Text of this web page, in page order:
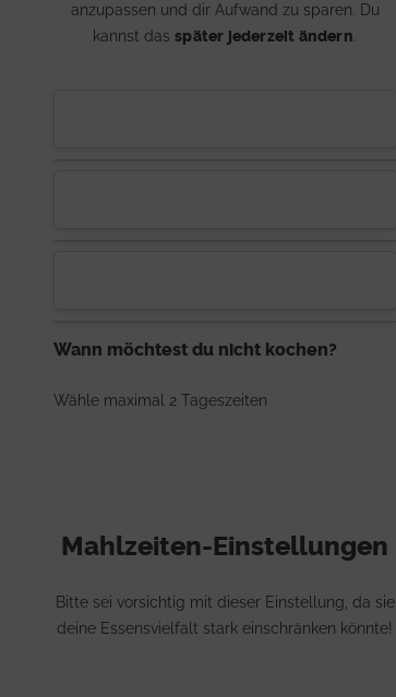
anzupassen und dir Aufwand zu sparen. Du
kannst dasspäter jederzeit ändern
Wann möchtest du nicht kochen?
Wähle maximal 2 Tageszeiten
Mahlzeiten-Einstellungen
Bitte sei vorsichtig mit dieser Einstellung, da sie
deine Essensvielfalt stark einschränken könnte!